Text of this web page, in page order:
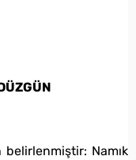
belirlenmiştir: Namık